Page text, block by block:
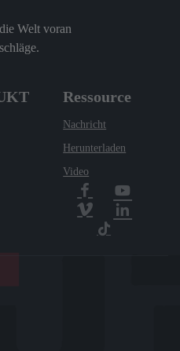
Welt voran
Ressource
Nachricht
Herunterladen
Video